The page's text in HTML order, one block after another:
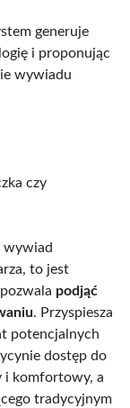
generuje
i proponując
wywiadu
czy
wywiad
to jest
podjąć
. Przyspiesza
potencjalnych
dostęp do
i komfortowy, a
tradycyjnym